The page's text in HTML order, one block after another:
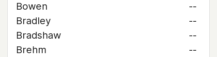
Bowen
--
Bradley
--
Bradshaw
--
Brehm
--